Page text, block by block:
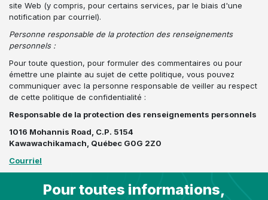
site Web (y compris, pour certains services, par le biais d'une
notification par courriel).
Personne responsable de la protection des renseignements
personnels :
Pour toute question, pour formuler des commentaires ou pour
émettre une plainte au sujet de cette politique, vous pouvez
communiquer avec la personne responsable de veiller au respect
de cette politique de confidentialité :
Responsable de la protection des renseignements personnels
1016 Mohannis Road, C.P. 5154
Kawawachikamach, Québec G0G 2Z0
Courriel
Pour toutes informations,